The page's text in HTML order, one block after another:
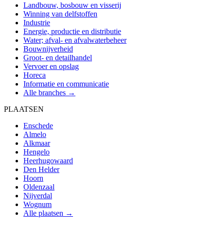
Landbouw, bosbouw en visserij
Winning van delfstoffen
Industrie
Energie, productie en distributie
Water; afval- en afvalwaterbeheer
Bouwnijverheid
Groot- en detailhandel
Vervoer en opslag
Horeca
Informatie en communicatie
Alle branches →
PLAATSEN
Enschede
Almelo
Alkmaar
Hengelo
Heerhugowaard
Den Helder
Hoorn
Oldenzaal
Nijverdal
Wognum
Alle plaatsen →